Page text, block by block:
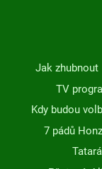
Jak zhubnout
TV
Kdy budou
7 pádů